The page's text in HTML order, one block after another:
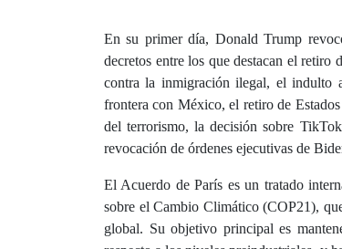
En su primer día, Donald Trump
decretos entre los que destacan el
contra la inmigración ilegal, el indulto
frontera con México, el retiro de
del terrorismo, la decisión sobre
revocación de órdenes ejecutivas de
El Acuerdo de París es un tratado
sobre el Cambio Climático (COP21),
global. Su objetivo principal es